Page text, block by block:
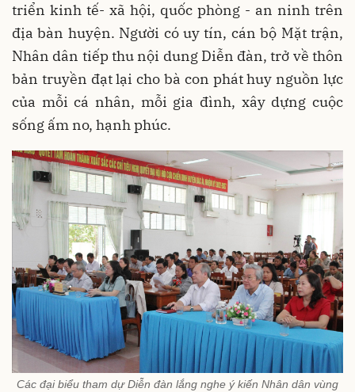
triển kinh tế- xã hội, quốc phòng - an ninh trên
địa bàn huyện. Người có uy tín, cán bộ Mặt trận,
Nhân dân tiếp thu nội dung Diễn đàn, trở về thôn
bản truyền đạt lại cho bà con phát huy nguồn lực
của mỗi cá nhân, mỗi gia đình, xây dựng cuộc
sống ấm no, hạnh phúc.
Các đại biểu tham dự Diễn đàn lắng nghe ý kiến Nhân dân vùng